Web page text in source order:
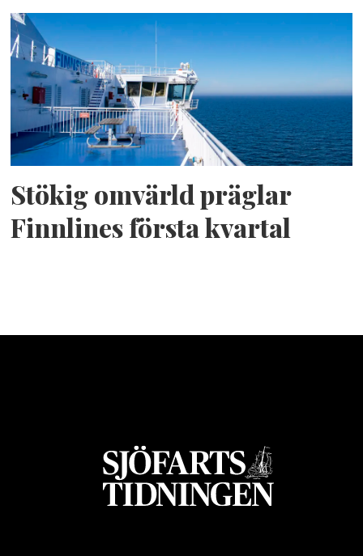
Stökig omvärld präglar
Finnlines första kvartal